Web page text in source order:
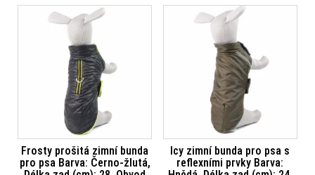
Frosty prošitá zimní bunda
pro psa Barva: Černo-žlutá,
Icy zimní bunda pro psa s
reflexními prvky Barva: